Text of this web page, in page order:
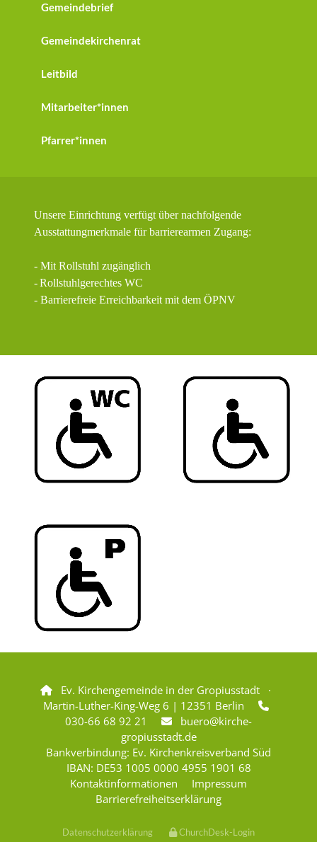
Gemeindebrief
Gemeindekirchenrat
Leitbild
Mitarbeiter*innen
Pfarrer*innen
Unsere Einrichtung verfügt über nachfolgende
Ausstattungmerkmale für barrierearmen Zugang:
- Mit Rollstuhl zugänglich
-Rollstuhlgerechtes WC
- Barrierefreie Erreichbarkeit mit dem ÖPNV

Ev. Kirchengemeinde in der Gropiusstadt ·
Martin-Luther-King-Weg 6 | 12351 Berlin

030-66 68 92 21 
buero@kirche-
gropiusstadt.de
Bankverbindung: Ev. Kirchenkreisverband Süd
IBAN: DE53 1005 0000 4955 1901 68
Kontaktinformationen
Impressum
Barrierefreiheitserklärung
Datenschutzerklärung ChurchDesk-Login